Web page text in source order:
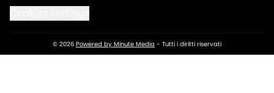
© 2026 Powered by Minute Media - Tutti i diritti riservati